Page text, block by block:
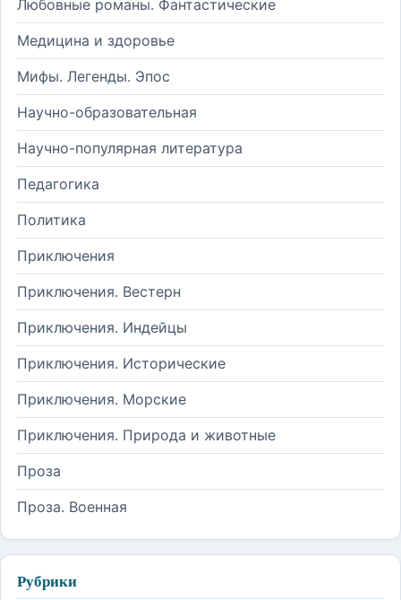
Любовные романы. Фантастические
Медицина и здоровье
Мифы. Легенды. Эпос
Научно-образовательная
Научно-популярная литература
Педагогика
Политика
Приключения
Приключения. Вестерн
Приключения. Индейцы
Приключения. Исторические
Приключения. Морские
Приключения. Природа и животные
Проза
Проза. Военная
Рубрики